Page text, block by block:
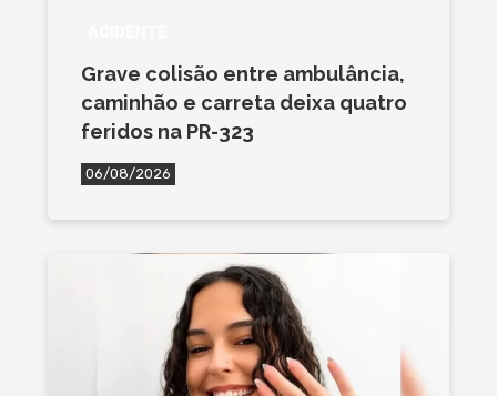
Grave colisão entre ambulância,
caminhão e carreta deixa quatro
feridos na PR-323
06/08/2026